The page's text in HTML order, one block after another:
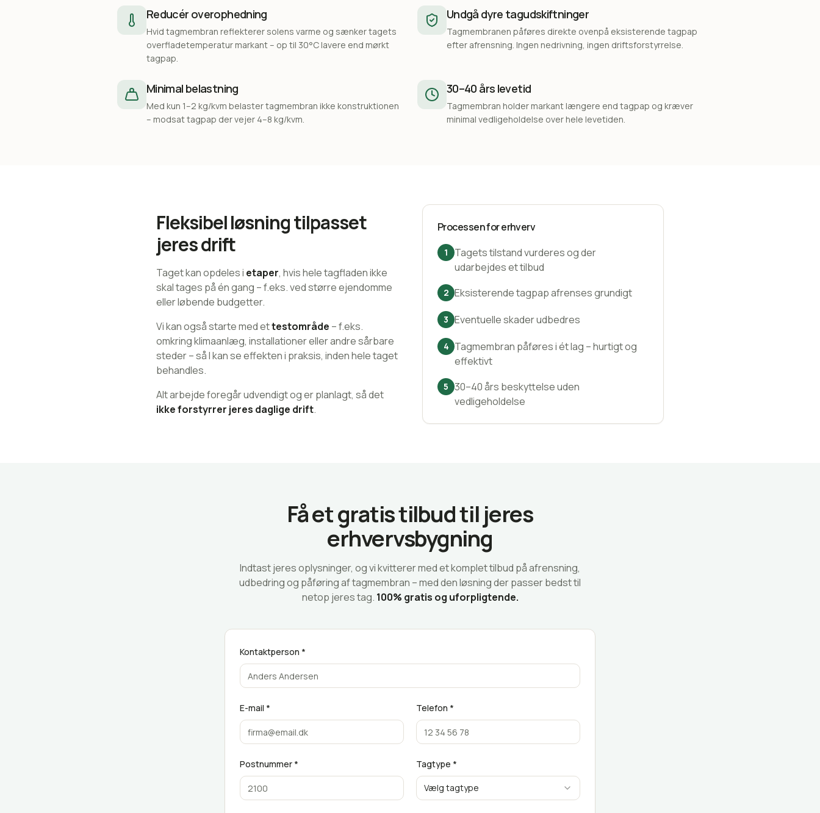
Reducér overophedning
Hvid tagmembran reflekterer solens varme og sænker tagets
overfladetemperatur markant – op til 30°C lavere end mørkt
tagpap.
Undgå dyre tagudskiftninger
Tagmembranen påføres direkte ovenpå eksisterende tagpap
efter afrensning. Ingen nedrivning, ingen driftsforstyrrelse.
Minimal belastning
Med kun 1–2 kg/kvm belaster tagmembran ikke konstruktionen
– modsat tagpap der vejer 4–8 kg/kvm.
30–40 års levetid
Tagmembran holder markant længere end tagpap og kræver
minimal vedligeholdelse over hele levetiden.
Fleksibel løsning tilpasset
jeres drift
Taget kan opdeles i etaper, hvis hele tagfladen ikke
skal tages på én gang – f.eks. ved større ejendomme
eller løbende budgetter.
Vi kan også starte med ettestområde – f.eks.
omkring klimaanlæg, installationer eller andre sårbare
steder – så I kan se effekten i praksis, inden hele taget
behandles.
Alt arbejde foregår udvendigt og er planlagt, så det
ikke forstyrrer jeres daglige drift.
Processen for erhverv
1
Tagets tilstand vurderes og der
udarbejdes et tilbud
2 Eksisterende tagpap afrenses grundigt
3 Eventuelle skader udbedres
4 Tagmembran påføres i ét lag – hurtigt og
effektivt
5 30–40 års beskyttelse uden
vedligeholdelse
Få et gratis tilbud til jeres
erhvervsbygning
Indtast jeres oplysninger, og vi kvitterer med et komplet tilbud på afrensning,
udbedring og påføring af tagmembran – med den løsning der passer bedst til
netop jeres tag. 100% gratis og uforpligtende.
Kontaktperson *
E-mail * Telefon *
Postnummer * Tagtype *
Vælg tagtype